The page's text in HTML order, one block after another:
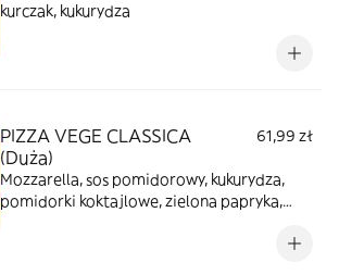
kurczak, kukurydza
PIZZA VEGE CLASSICA
(Duża)
61,99 zł
Mozzarella, sos pomidorowy, kukurydza,
pomidorki koktajlowe, zielona papryka,